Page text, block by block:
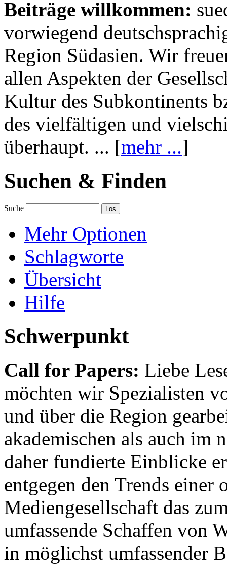
Beiträge willkommen:
vorwiegend
Region Südasien. Wir
allen Aspekten der
Kultur des Subkontinents
des vielfältigen und
überhaupt. ... [mehr ...]
Suchen & Finden
Suche
Mehr Optionen
Schlagworte
Übersicht
Hilfe
Schwerpunkt
Call for Papers: Liebe
möchten wir Spezialisten
und über die Region
akademischen als auch im
daher fundierte Einblicke
entgegen den Trends einer
Mediengesellschaft das
umfassende Schaffen von
in möglichst umfassender